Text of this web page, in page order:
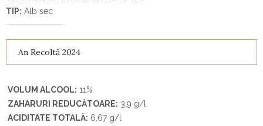
TIP: Alb sec
An Recoltă 2024
VOLUM ALCOOL: 11%
ZAHARURI REDUCĂTOARE: 3,9 g/l
ACIDITATE TOTALĂ: 6,67 g/l